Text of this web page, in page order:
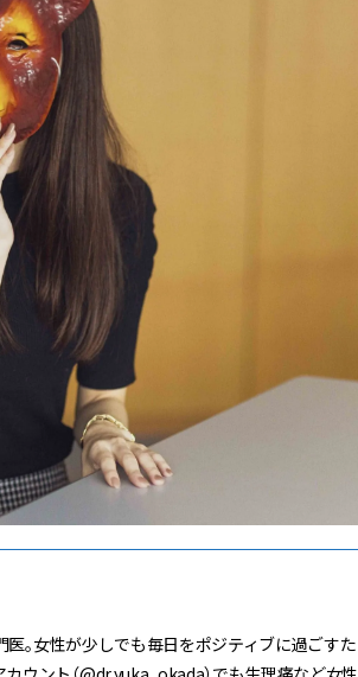
。女性が少しでも毎日をポジティブに過ごすた